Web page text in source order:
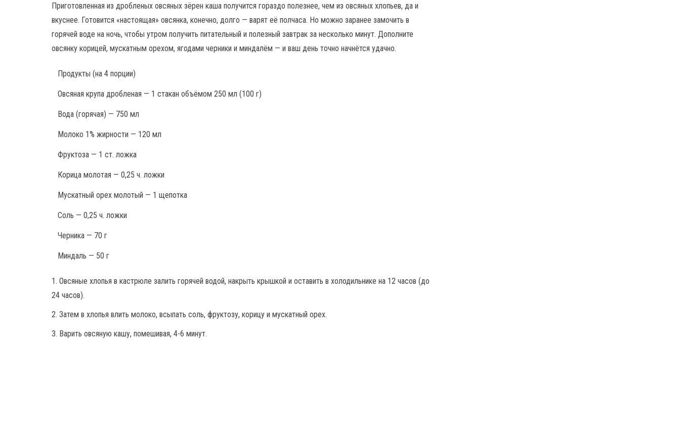
Приготовленная из дробленых овсяных зёрен каша получится гораздо полезнее, чем из овсяных хлопьев, да и
вкуснее. Готовится «настоящая» овсянка, конечно, долго — варят её полчаса. Но можно заранее замочить в
горячей воде на ночь, чтобы утром получить питательный и полезный завтрак за несколько минут. Дополните
овсянку корицей, мускатным орехом, ягодами черники и миндалём — и ваш день точно начнётся удачно.
Продукты (на 4 порции)
Овсяная крупа дробленая — 1 стакан объёмом 250 мл (100 г)
Вода (горячая) — 750 мл
Молоко 1% жирности — 120 мл
Фруктоза — 1 ст. ложка
Корица молотая — 0,25 ч. ложки
Мускатный орех молотый — 1 щепотка
Соль — 0,25 ч. ложки
Черника — 70 г
Миндаль — 50 г
1. Овсяные хлопья в кастрюле залить горячей водой, накрыть крышкой и оставить в холодильнике на 12 часов (до
24 часов).
2. Затем в хлопья влить молоко, всыпать соль, фруктозу, корицу и мускатный орех.
3. Варить овсяную кашу, помешивая, 4-6 минут.